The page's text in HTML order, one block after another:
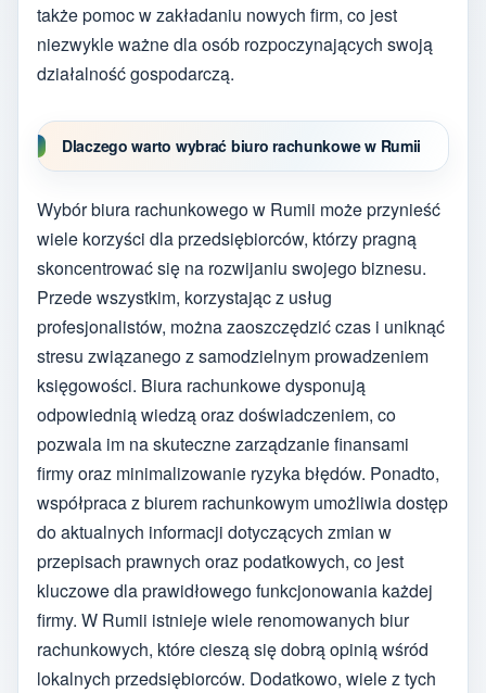
także pomoc w zakładaniu nowych firm, co jest
niezwykle ważne dla osób rozpoczynających swoją
działalność gospodarczą.
Dlaczego warto wybrać biuro rachunkowe w Rumii
Wybór biura rachunkowego w Rumii może przynieść
wiele korzyści dla przedsiębiorców, którzy pragną
skoncentrować się na rozwijaniu swojego biznesu.
Przede wszystkim, korzystając z usług
profesjonalistów, można zaoszczędzić czas i uniknąć
stresu związanego z samodzielnym prowadzeniem
księgowości. Biura rachunkowe dysponują
odpowiednią wiedzą oraz doświadczeniem, co
pozwala im na skuteczne zarządzanie finansami
firmy oraz minimalizowanie ryzyka błędów. Ponadto,
współpraca z biurem rachunkowym umożliwia dostęp
do aktualnych informacji dotyczących zmian w
przepisach prawnych oraz podatkowych, co jest
kluczowe dla prawidłowego funkcjonowania każdej
firmy. W Rumii istnieje wiele renomowanych biur
rachunkowych, które cieszą się dobrą opinią wśród
lokalnych przedsiębiorców. Dodatkowo, wiele z tych